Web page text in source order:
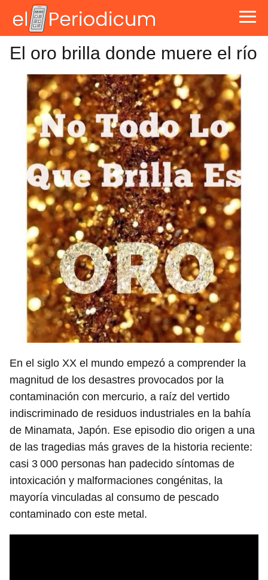
El oro brilla donde muere el río
En el siglo XX el mundo empezó a comprender la
magnitud de los desastres provocados por la
contaminación con mercurio, a raíz del vertido
indiscriminado de residuos industriales en la bahía
de Minamata, Japón. Ese episodio dio origen a una
de las tragedias más graves de la historia reciente:
casi 3 000 personas han padecido síntomas de
intoxicación y malformaciones congénitas, la
mayoría vinculadas al consumo de pescado
contaminado con este metal.